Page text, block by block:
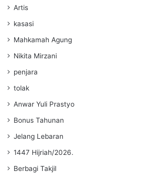
Artis
kasasi
Mahkamah Agung
Nikita Mirzani
penjara
tolak
Anwar Yuli Prastyo
Bonus Tahunan
Jelang Lebaran
1447 Hijriah/2026.
Berbagi Takjil